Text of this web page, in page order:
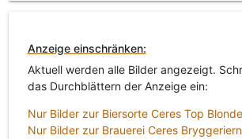
Anzeige einschränken:
Aktuell werden alle Bilder angezeigt.
das Durchblättern der Anzeige ein:
Nur Bilder zur Biersorte Ceres Top Blonde
Nur Bilder zur Brauerei Ceres